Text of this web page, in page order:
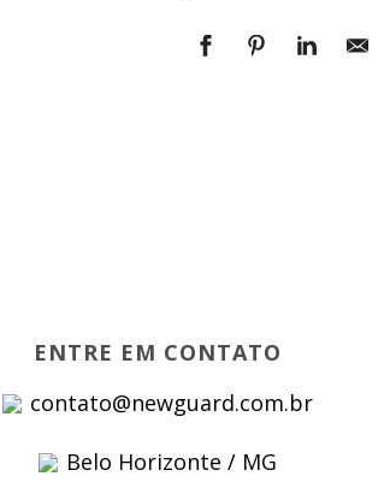
ENTRE EM CONTATO
contato@newguard.com.br
Belo Horizonte / MG